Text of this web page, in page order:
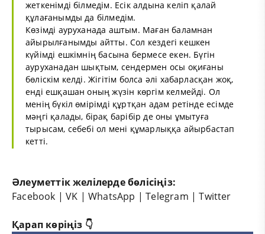
жеткенімді білмедім. Есік алдына келіп қалай
құлағанымды да білмедім.
Көзімді ауруханада аштым. Маған баламнан
айырылғанымды айтты. Сол кездегі кешкен
күйімді ешкімнің басына бермесе екен. Бүгін
ауруханадан шықтым, сендермен осы оқиғаны
бөліскім келді. Жігітім болса әлі хабарласқан жоқ,
енді ешқашан оның жүзін көргім келмейді. Ол
менің бүкіл өмірімді құртқан адам ретінде есімде
мәңгі қалады, бірақ барібір де оны ұмытуға
тырысам, себебі ол мені құмарлыққа айырбастап
кетті.
Әлеуметтік желілерде бөлісіңіз:
Facebook |VK |WhatsApp |Telegram |Twitter
Қарап көріңіз 👇